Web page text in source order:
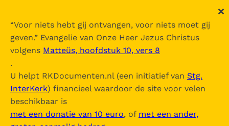
“Voor niets hebt gij ontvangen, voor niets moet gij
geven.” Evangelie van Onze Heer Jezus Christus
volgens Matteüs, hoofdstuk 10, vers 8
.
U helpt RKDocumenten.nl (een initiatief van Stg.
InterKerk) financieel waardoor de site voor velen
beschikbaar is
met een donatie van 10 euro, of met een ander,